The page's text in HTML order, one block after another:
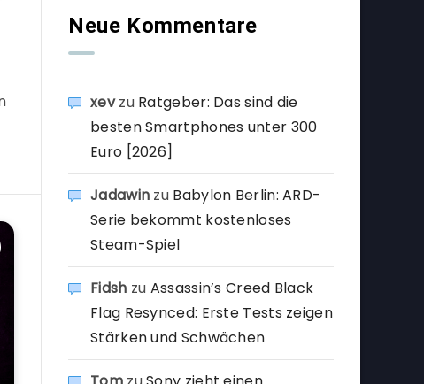
Neue Kommentare
xevzu Ratgeber: Das sind die
besten Smartphones unter 300
Euro [2026]
Jadawin zu Babylon Berlin: ARD-
Serie bekommt kostenloses
Steam-Spiel
Fidsh zu Assassin’s Creed Black
Flag Resynced: Erste Tests zeigen
Stärken und Schwächen